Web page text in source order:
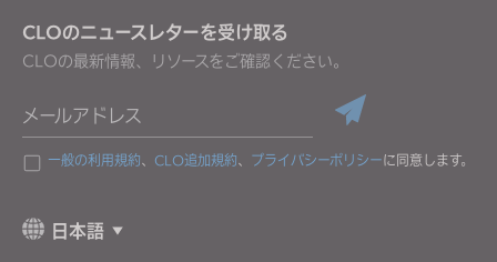
CLOのニュースレターを受け取る
CLOの最新情報、リソースをご確認ください。
メールアドレス
一般の利用規約、 CLO追加規約、 プライバシーポリシーに同意します。
日本語